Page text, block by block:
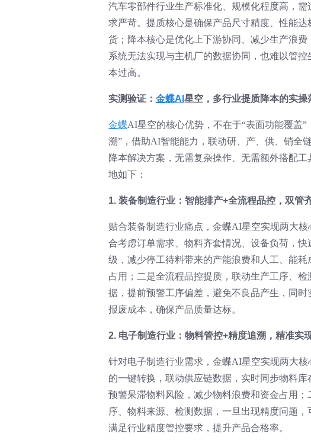
汽车零部件行业生产标准化、规模化程度高，
求严苛。提质核心是确保产品尺寸精度、性能
货；降本核心是优化上下游协同、减少生产浪
系统无法实现与主机厂的数据协同，也难以管
本过高。
实测验证： 金蝶AI 星空，多行业提质降本的实操
金蝶AI星空的核心优势，不在于“表面功能覆盖
溯”，借助AI智能能力，联动研、产、供、销全
降本解决方案，无需复杂操作、无需额外搭配
地如下：
1. 装备制造行业：智能排产+全流程品控，双管
贴合装备制造行业痛点，金蝶AI星空实现两大
合考虑订单需求、物料齐套情况、设备负荷，
级，减少停工待料带来的产能浪费和人工、能
占用；二是全流程品控提质，联动生产工序、
据，提前预警工序偏差，避免不良品产生，同
报废成本，确保产品质量达标。
2. 电子制造行业：物料管控+精度追溯，精准实
针对电子制造行业需求，金蝶AI星空实现两大
的一键转换，联动供应链数据，实时同步物料
预警呆滞物料风险，减少物料浪费和资金占用
序、物料来源、检测数据，一旦出现精度问题
满足行业精度管控要求，提升产品合格率。